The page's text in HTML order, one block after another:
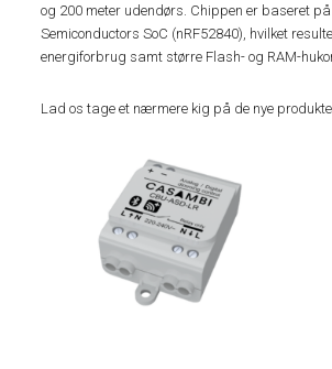
og 200 meter udendørs. Chippen er baseret
Semiconductors SoC (nRF52840), hvilket
energiforbrug samt større Flash- og RAM-
Lad os tage et nærmere kig på de nye